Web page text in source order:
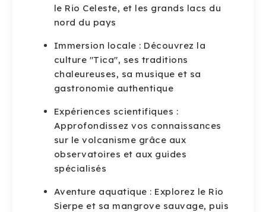
le Rio Celeste, et les grands lacs du
nord du pays
Immersion locale : Découvrez la
culture "Tica", ses traditions
chaleureuses, sa musique et sa
gastronomie authentique
Expériences scientifiques :
Approfondissez vos connaissances
sur le volcanisme grâce aux
observatoires et aux guides
spécialisés
Aventure aquatique : Explorez le Rio
Sierpe et sa mangrove sauvage, puis